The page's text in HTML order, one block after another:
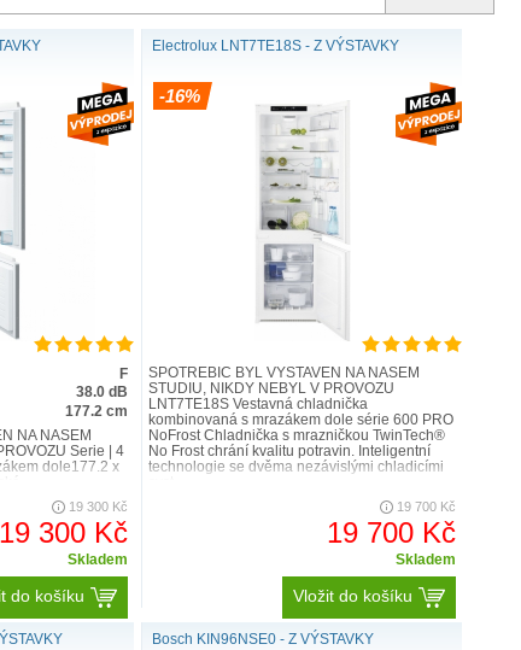
F
38.0 dB
177.2 cm
NA NAŠEM
Serie | 4
dole177.2 x
19 300 Kč
19 300 Kč
Skladem
do košíku
Electrolux LNT7TE18S - Z VÝSTAVKY
-16%
SPOTŘEBIČ BYL VYSTAVEN NA NAŠEM
STUDIU, NIKDY NEBYL V PROVOZU
LNT7TE18S Vestavná chladnička
kombinovaná s mrazákem dole série 600 PRO
NoFrost Chladnička s mrazničkou TwinTech®
No Frost chrání kvalitu potravin. Inteligentní
technologie se dvěma nezávislými chladicími
19 700 Kč
19 700 Kč
Skladem
Vložit do košíku
Bosch KIN96NSE0 - Z VÝSTAVKY